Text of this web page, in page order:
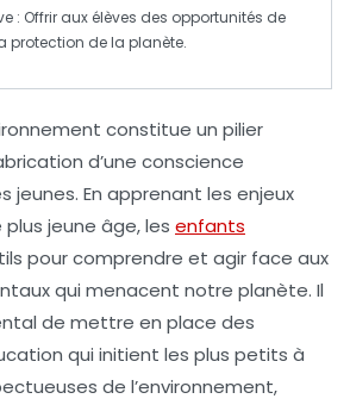
: Offrir aux élèves des opportunités de
protection de la planète.
constitue un pilier
d’une conscience
jeunes. En apprenant les enjeux
plus jeune âge, les enfants
pour comprendre et agir face aux
qui menacent notre planète. Il
de mettre en place des
qui initient les plus petits à
de l’environnement,